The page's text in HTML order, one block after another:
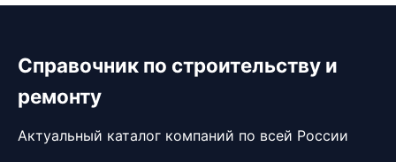
Справочник по строительству и
ремонту
Актуальный каталог компаний по всей России